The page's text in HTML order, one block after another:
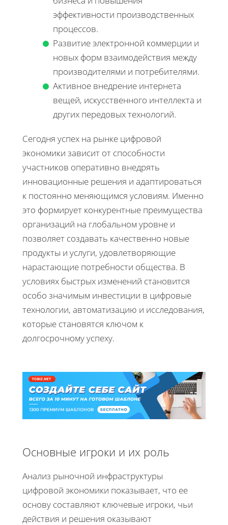
эффективности производственных
процессов.
Развитие электронной коммерции и
новых форм взаимодействия между
производителями и потребителями.
Активное внедрение интернета
вещей, искусственного интеллекта и
других передовых технологий.
Сегодня успех на рынке цифровой
экономики зависит от способности
участников оперативно внедрять
инновационные решения и адаптироваться
к постоянно меняющимся условиям. Именно
это формирует конкурентные преимущества
организаций на глобальном уровне и
позволяет создавать качественно новые
продукты и услуги, удовлетворяющие
нарастающие потребности общества. В
условиях быстрых изменений становится
особо значимым инвестиции в цифровые
технологии, автоматизацию и исследования,
которые становятся ключом к
долгосрочному успеху.
Основные игроки и их роль
Анализ рыночной инфраструктуры
цифровой экономики показывает, что ее
основу составляют ключевые игроки, чьи
действия и решения оказывают